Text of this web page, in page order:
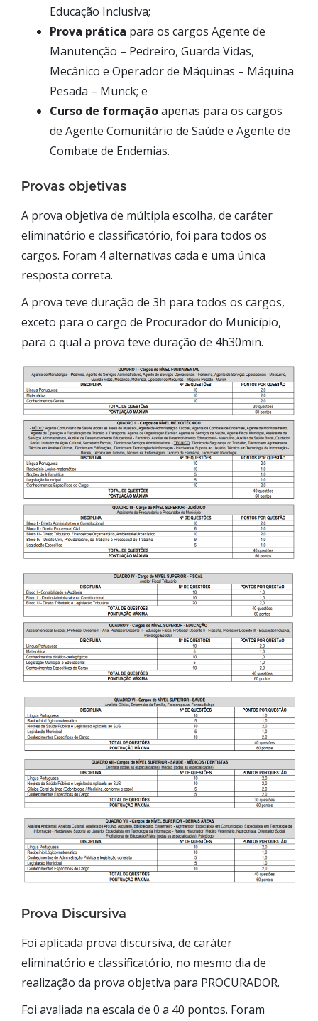
Educação Inclusiva;
Prova prática para os cargos Agente de
Manutenção – Pedreiro, Guarda Vidas,
Mecânico e Operador de Máquinas – Máquina
Pesada – Munck; e
Curso de formaçãoapenas para os cargos
de Agente Comunitário de Saúde e Agente de
Combate de Endemias.
Provas objetivas
A prova objetiva de múltipla escolha, de caráter
eliminatório e classificatório, foi para todos os
cargos. Foram 4 alternativas cada e uma única
resposta correta.
A prova teve duração de 3h para todos os cargos,
exceto para o cargo de Procurador do Município,
para o qual a prova teve duração de 4h30min.
Prova Discursiva
Foi aplicada prova discursiva, de caráter
eliminatório e classificatório, no mesmo dia de
realização da prova objetiva para PROCURADOR.
Foi avaliada na escala de 0 a 40 pontos. Foram